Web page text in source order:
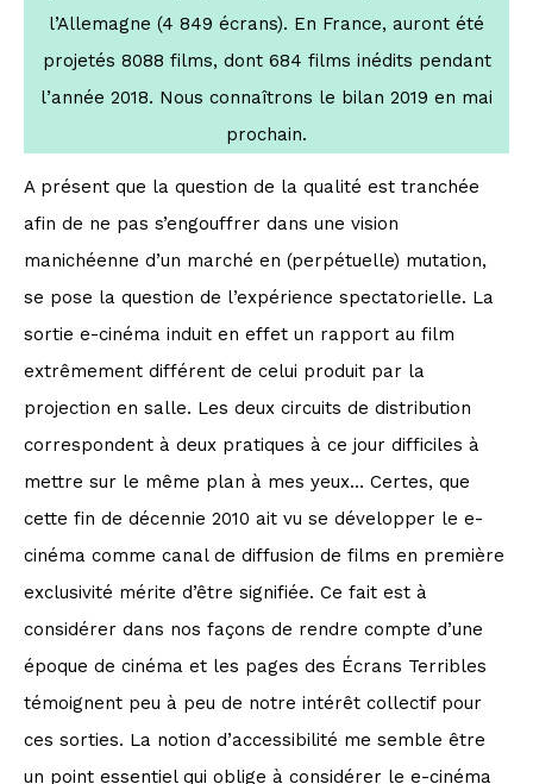
l’Allemagne (4 849 écrans). En France, auront été
projetés 8088 films, dont 684 films inédits pendant
l’année 2018. Nous connaîtrons le bilan 2019 en mai
prochain.
A présent que la question de la qualité est tranchée
afin de ne pas s’engouffrer dans une vision
manichéenne d’un marché en (perpétuelle) mutation,
se pose la question de l’expérience spectatorielle. La
sortie e-cinéma induit en effet un rapport au film
extrêmement différent de celui produit par la
projection en salle. Les deux circuits de distribution
correspondent à deux pratiques à ce jour difficiles à
mettre sur le même plan à mes yeux… Certes, que
cette fin de décennie 2010 ait vu se développer le e-
cinéma comme canal de diffusion de films en première
exclusivité mérite d’être signifiée. Ce fait est à
considérer dans nos façons de rendre compte d’une
époque de cinéma et les pages des Écrans Terribles
témoignent peu à peu de notre intérêt collectif pour
ces sorties. La notion d’accessibilité me semble être
un point essentiel qui oblige à considérer le e-cinéma